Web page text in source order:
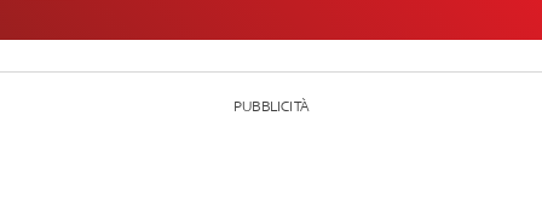
PUBBLICITÀ